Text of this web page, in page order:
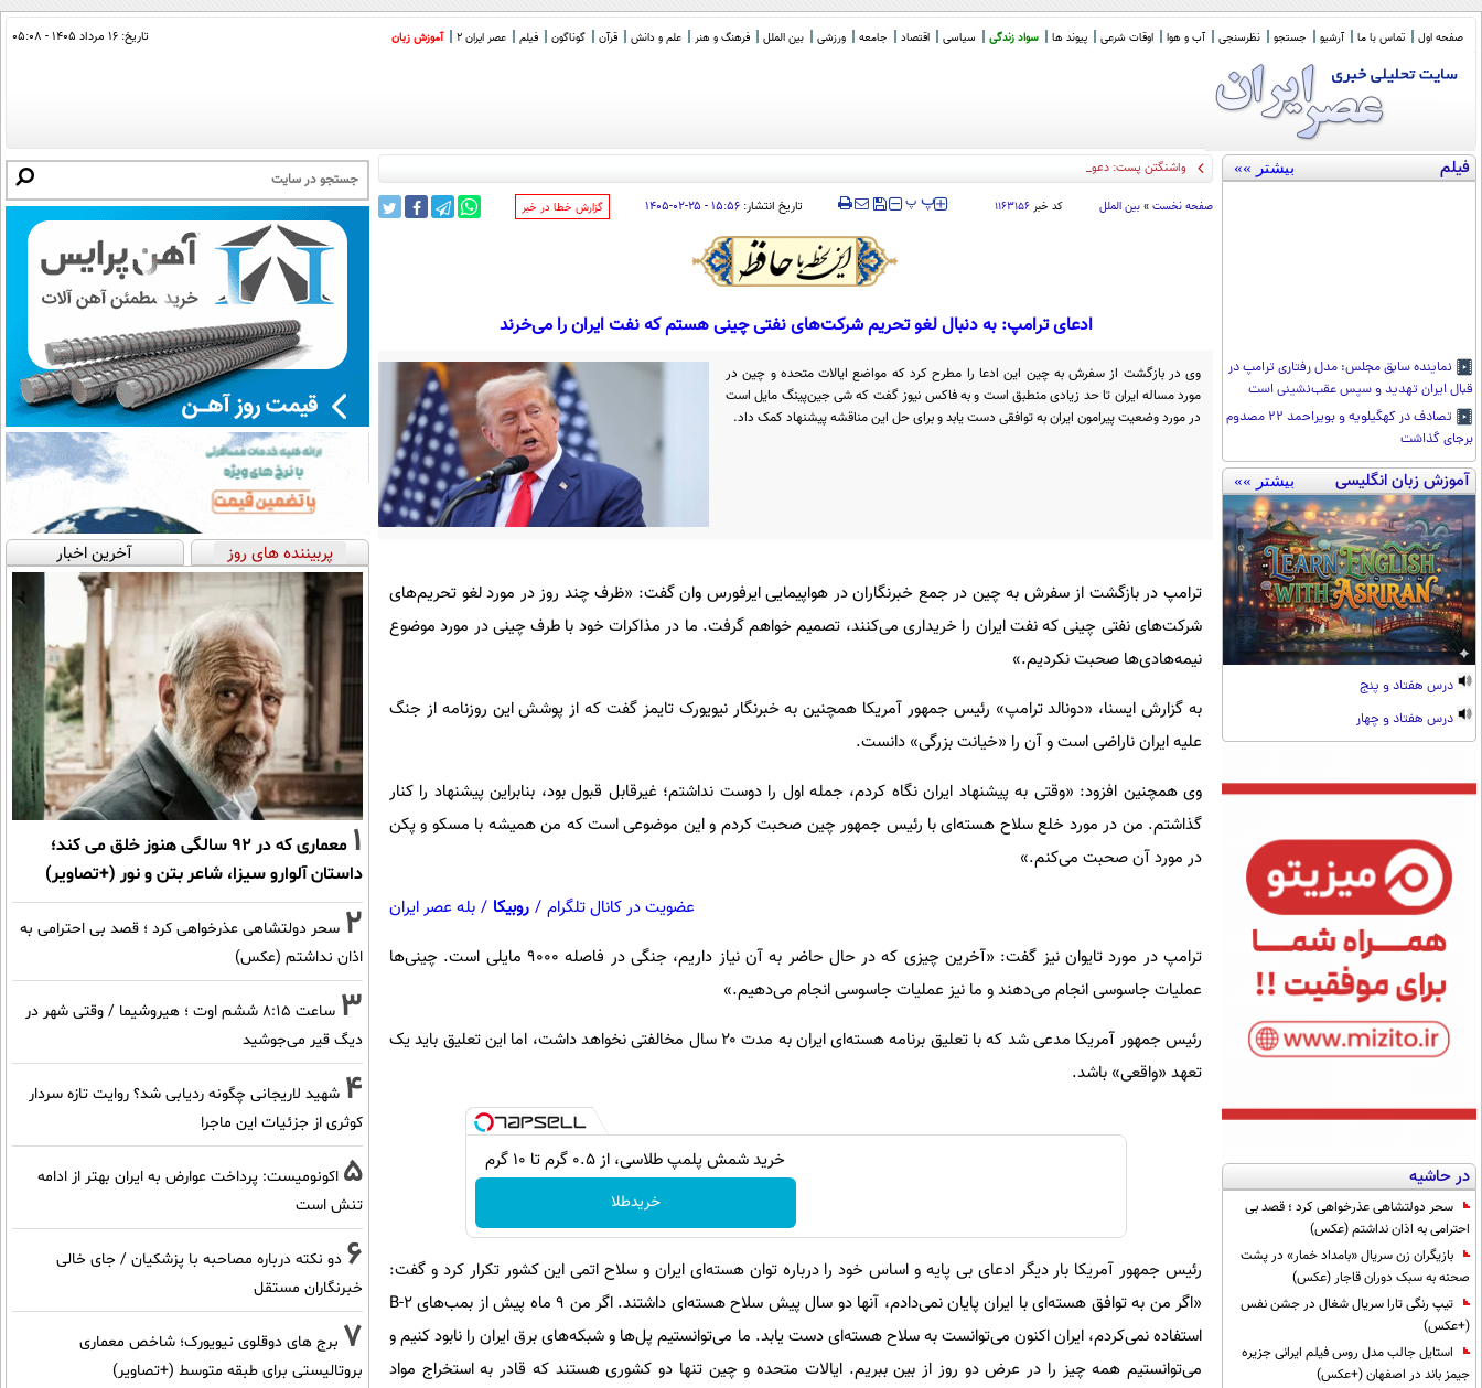
صفحه اول تماس با ما آرشیو جستجو نظرسنجی آب و هوا اوقات شرعی پیوند ها سواد زندگی سیاسی اقتصاد جامعه ورزشی بین الملل فرهنگ و هنر علم و دانش قرآن گوناگون فیلم عصر ایران 2 آموزش زبان تاریخ: ۱۶ مرداد ۱۴۰۵ - ۰۵:۰۸
فیلم بیشتر »»
نماینده سابق مجلس: مدل رفتاری ترامپ در
قبال ایران تهدید و سپس عقب‌نشینی است
تصادف در کهگیلویه و بویراحمد ۲۲ مصدوم
برجای گذاشت
آموزش زبان انگلیسی بیشتر »»
درس هفتاد و پنج
درس هفتاد و چهار
در حاشیه
سحر دولتشاهی عذرخواهی کرد ؛ قصد بی
احترامی به اذان نداشتم (عکس)
بازیگران زن سریال «بامداد خمار» در پشت
صحنه به سبک دوران قاجار (عکس)
تیپ رنگی تارا سریال شغال در جشن نفس
(+عکس)
استایل جالب مدل روس فیلم ایرانی جزیره
جیمز باند در اصفهان (+عکس)
واشنگتن پست: دعوای ترامپ با هگست د
صفحه نخست » بین الملل کد خبر ۱۱۶۳۱۵۶ ‍‍‍ پ پ تاریخ انتشار: ۱۵:۵۶ - ۲۵-۰۲-۱۴۰۵ ‌گزارش خطا در خبر
ادعای ترامپ: به دنبال لغو تحریم‌ شرکت‌های نفتی چینی هستم که نفت ایران را می‌خرند
وی در بازگشت از سفرش به چین این ادعا را مطرح کرد که مواضع ایالات متحده و چین در
مورد مساله ایران تا حد زیادی منطبق است و به فاکس نیوز گفت که شی جین‌پینگ مایل است
در مورد وضعیت پیرامون ایران به توافقی دست یابد و برای حل این مناقشه پیشنهاد کمک داد.
ترامپ در بازگشت از سفرش به چین در جمع خبرنگاران در هواپیمایی ایرفورس وان گفت: «ظرف چند روز در مورد لغو تحریم‌های
شرکت‌های نفتی چینی که نفت ایران را خریداری می‌کنند، تصمیم خواهم گرفت. ما در مذاکرات خود با طرف چینی در مورد موضوع
نیمه‌هادی‌ها صحبت نکردیم.»
به گزارش ایسنا، «دونالد ترامپ» رئیس جمهور آمریکا همچنین به خبرنگار نیویورک تایمز گفت که از پوشش این روزنامه از جنگ
علیه ایران ناراضی است و آن را «خیانت بزرگی» دانست.
وی همچنین افزود: «وقتی به پیشنهاد ایران نگاه کردم، جمله اول را دوست نداشتم؛ غیرقابل قبول بود، بنابراین پیشنهاد را کنار
گذاشتم. من در مورد خلع سلاح هسته‌ای با رئیس جمهور چین صحبت کردم و این موضوعی است که من همیشه با مسکو و پکن
در مورد آن صحبت می‌کنم.»
عضویت در کانال تلگرام / روبیکا / بله عصر ایران
ترامپ در مورد تایوان نیز گفت: «آخرین چیزی که در حال حاضر به آن نیاز داریم، جنگی در فاصله ۹۰۰۰ مایلی است. چینی‌ها
عملیات جاسوسی انجام می‌دهند و ما نیز عملیات جاسوسی انجام می‌دهیم.»
رئیس جمهور آمریکا مدعی شد که با تعلیق برنامه هسته‌ای ایران به مدت ۲۰ سال مخالفتی نخواهد داشت، اما این تعلیق باید یک
تعهد «واقعی» باشد.
خرید شمش پلمپ طلاسی، از ۰.۵ گرم تا ۱۰ گرم
خریدطلا
رئیس جمهور آمریکا بار دیگر ادعای بی پایه و اساس خود را درباره توان هسته‌ای ایران و سلاح اتمی این کشور تکرار کرد و گفت:
«اگر من به توافق هسته‌ای با ایران پایان نمی‌دادم، آنها دو سال پیش سلاح هسته‌ای داشتند. اگر من ۹ ماه پیش از بمب‌های B-۲
استفاده نمی‌کردم، ایران اکنون می‌توانست به سلاح هسته‌ای دست یابد. ما می‌توانستیم پل‌ها و شبکه‌های برق ایران را نابود کنیم و
می‌توانستیم همه چیز را در عرض دو روز از بین ببریم. ایالات متحده و چین تنها دو کشوری هستند که قادر به استخراج مواد
پربیننده های روز آخرین اخبار
1
معماری که در 92 سالگی هنوز خلق می کند؛
داستان آلوارو سیزا، شاعر بتن و نور (+تصاویر)
2 سحر دولتشاهی عذرخواهی کرد ؛ قصد بی احترامی به
اذان نداشتم (عکس)
3
ساعت ۸:۱۵ ششم اوت ؛ هیروشیما / وقتی شهر در
دیگ قیر می‌جوشید
4 شهید لاریجانی چگونه ردیابی شد؟ روایت تازه سردار
کوثری از جزئیات این ماجرا
5 اکونومیست: پرداخت عوارض به ایران بهتر از ادامه
تنش است
6 دو نکته درباره مصاحبه با پزشکیان / جای خالی
خبرنگاران مستقل
7 برج های دوقلوی نیویورک؛ شاخص معماری
بروتالیستی برای طبقه متوسط (+تصاویر)